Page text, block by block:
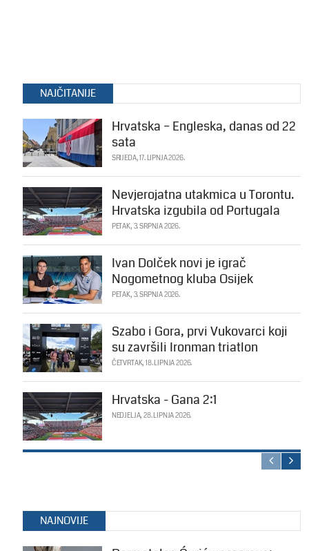
NAJČITANIJE
Hrvatska – Engleska, danas od 22
sata
SRIJEDA, 17. LIPNJA 2026.
Nevjerojatna utakmica u Torontu.
Hrvatska izgubila od Portugala
PETAK, 3. SRPNJA 2026.
Ivan Dolček novi je igrač
Nogometnog kluba Osijek
PETAK, 3. SRPNJA 2026.
Szabo i Gora, prvi Vukovarci koji
su završili Ironman triatlon
ČETVRTAK, 18. LIPNJA 2026.
Hrvatska - Gana 2:1
NEDJELJA, 28. LIPNJA 2026.
NAJNOVIJE